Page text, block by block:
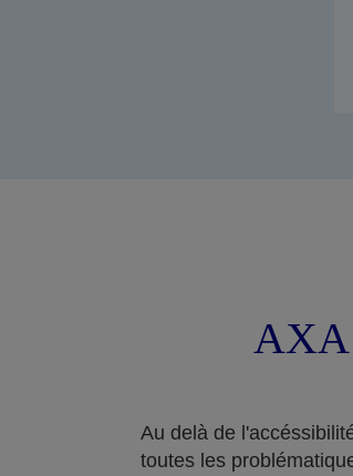
AXA
Au delà de
toutes les